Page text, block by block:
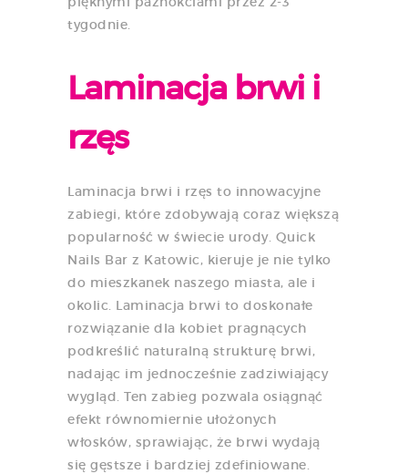
tygodnie.
Laminacja brwi i
rzęs
Laminacja brwi i rzęs to innowacyjne
zabiegi, które zdobywają coraz większą
popularność w świecie urody. Quick
Nails Bar z Katowic, kieruje je nie tylko
do mieszkanek naszego miasta, ale i
okolic. Laminacja brwi to doskonałe
rozwiązanie dla kobiet pragnących
podkreślić naturalną strukturę brwi,
nadając im jednocześnie zadziwiający
wygląd. Ten zabieg pozwala osiągnąć
efekt równomiernie ułożonych
włosków, sprawiając, że brwi wydają
się gęstsze i bardziej zdefiniowane.